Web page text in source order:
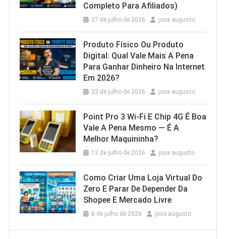
Completo Para Afiliados)
27 de julho de 2026 jose augusto
Produto Físico Ou Produto
Digital: Qual Vale Mais A Pena
Para Ganhar Dinheiro Na Internet
Em 2026?
22 de julho de 2026 jose augusto
Point Pro 3 Wi‑Fi E Chip 4G É Boa
Vale A Pena Mesmo — É A
Melhor Maquininha?
13 de julho de 2026 jose augusto
Como Criar Uma Loja Virtual Do
Zero E Parar De Depender Da
Shopee E Mercado Livre
8 de julho de 2026 jose augusto